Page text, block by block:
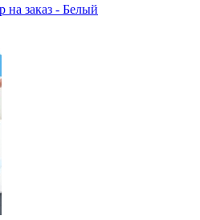
на заказ - Белый